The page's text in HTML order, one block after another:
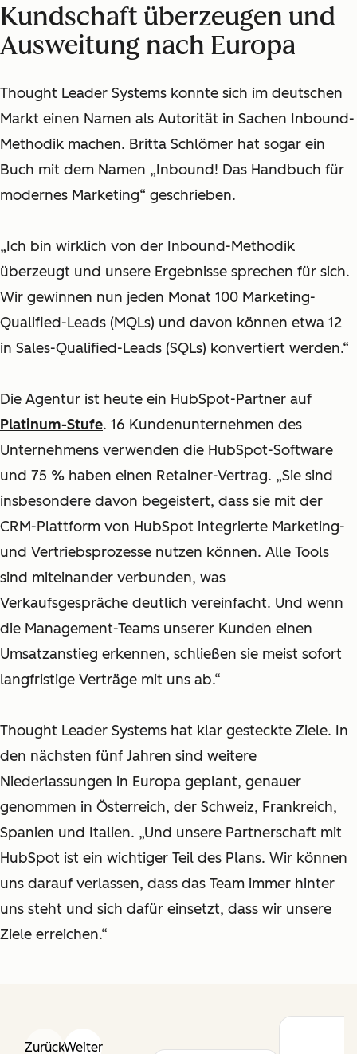
Kundschaft überzeugen und
Ausweitung nach Europa
Thought Leader Systems konnte sich im deutschen
Markt einen Namen als Autorität in Sachen Inbound-
Methodik machen. Britta Schlömer hat sogar ein
Buch mit dem Namen „Inbound! Das Handbuch für
modernes Marketing“ geschrieben.
„Ich bin wirklich von der Inbound-Methodik
überzeugt und unsere Ergebnisse sprechen für sich.
Wir gewinnen nun jeden Monat 100 Marketing-
Qualified-Leads (MQLs) und davon können etwa 12
in Sales-Qualified-Leads (SQLs) konvertiert werden.“
Die Agentur ist heute ein HubSpot-Partner auf
Platinum-Stufe. 16 Kundenunternehmen des
Unternehmens verwenden die HubSpot-Software
und 75 % haben einen Retainer-Vertrag. „Sie sind
insbesondere davon begeistert, dass sie mit der
CRM-Plattform von HubSpot integrierte Marketing-
und Vertriebsprozesse nutzen können. Alle Tools
sind miteinander verbunden, was
Verkaufsgespräche deutlich vereinfacht. Und wenn
die Management-Teams unserer Kunden einen
Umsatzanstieg erkennen, schließen sie meist sofort
langfristige Verträge mit uns ab.“
Thought Leader Systems hat klar gesteckte Ziele. In
den nächsten fünf Jahren sind weitere
Niederlassungen in Europa geplant, genauer
genommen in Österreich, der Schweiz, Frankreich,
Spanien und Italien. „Und unsere Partnerschaft mit
HubSpot ist ein wichtiger Teil des Plans. Wir können
uns darauf verlassen, dass das Team immer hinter
uns steht und sich dafür einsetzt, dass wir unsere
Ziele erreichen.“
ZurückWeiter